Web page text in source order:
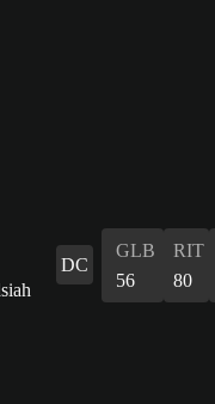
DC
GLB
56
RIT
80